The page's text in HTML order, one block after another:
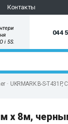
Контакты
і 5S.
044
UKRMARK B-S-
х 8м,